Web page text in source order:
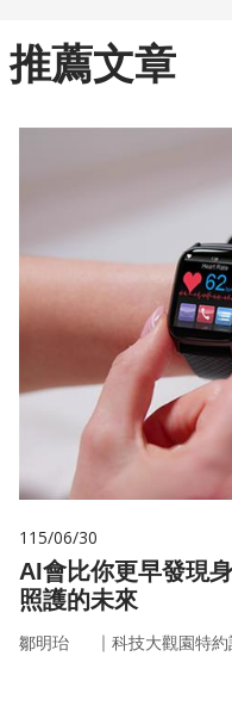
推薦文章
115/06/30
AI會比你更早發現
照護的未來
鄒明珆 ｜ 科技大觀園特約